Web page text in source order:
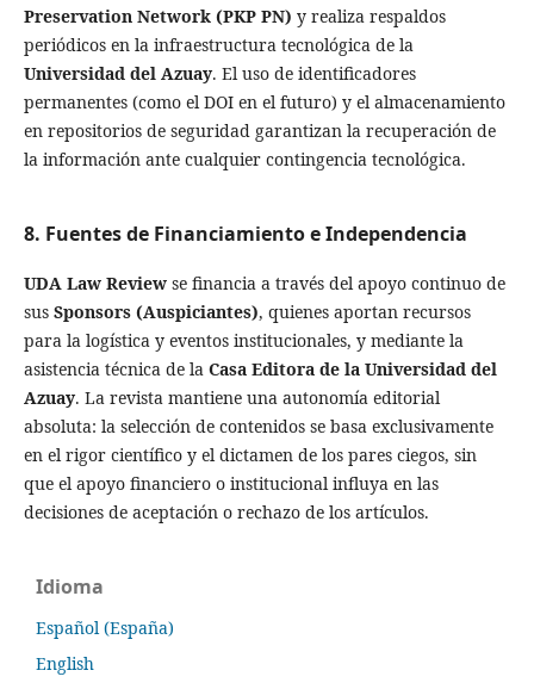
Preservation Network (PKP PN) y realiza respaldos
periódicos en la infraestructura tecnológica de la
Universidad del Azuay. El uso de identificadores
permanentes (como el DOI en el futuro) y el almacenamiento
en repositorios de seguridad garantizan la recuperación de
la información ante cualquier contingencia tecnológica.
8. Fuentes de Financiamiento e Independencia
UDA Law Reviewse financia a través del apoyo continuo de
sus Sponsors (Auspiciantes), quienes aportan recursos
para la logística y eventos institucionales, y mediante la
asistencia técnica de la Casa Editora de la Universidad del
Azuay. La revista mantiene una autonomía editorial
absoluta: la selección de contenidos se basa exclusivamente
en el rigor científico y el dictamen de los pares ciegos, sin
que el apoyo financiero o institucional influya en las
decisiones de aceptación o rechazo de los artículos.
Idioma
Español (España)
English